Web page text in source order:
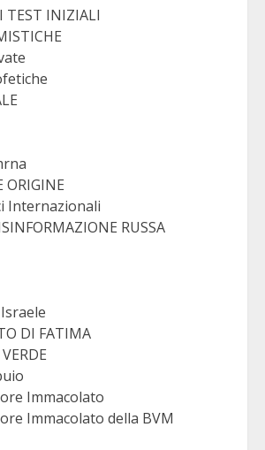
TEST INIZIALI
ORIGINE
Internazionali
RUSSA
DI FATIMA
Immacolato
Immacolato della BVM